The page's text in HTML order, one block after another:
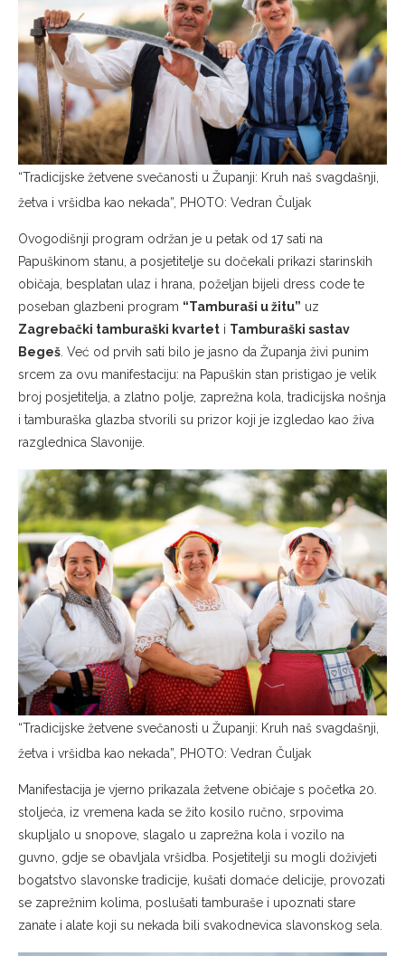
“Tradicijske žetvene svečanosti u Županji: Kruh naš svagdašnji,
žetva i vršidba kao nekada”, PHOTO: Vedran Čuljak
Ovogodišnji program održan je u petak od 17 sati na
Papuškinom stanu, a posjetitelje su dočekali prikazi starinskih
običaja, besplatan ulaz i hrana, poželjan bijeli dress code te
poseban glazbeni program “Tamburaši u žitu” uz
Zagrebački tamburaški kvartet i Tamburaški sastav
Begeš . Već od prvih sati bilo je jasno da Županja živi punim
srcem za ovu manifestaciju: na Papuškin stan pristigao je velik
broj posjetitelja, a zlatno polje, zaprežna kola, tradicijska nošnja
i tamburaška glazba stvorili su prizor koji je izgledao kao živa
razglednica Slavonije.
“Tradicijske žetvene svečanosti u Županji: Kruh naš svagdašnji,
žetva i vršidba kao nekada”, PHOTO: Vedran Čuljak
Manifestacija je vjerno prikazala žetvene običaje s početka 20.
stoljeća, iz vremena kada se žito kosilo ručno, srpovima
skupljalo u snopove, slagalo u zaprežna kola i vozilo na
guvno, gdje se obavljala vršidba. Posjetitelji su mogli doživjeti
bogatstvo slavonske tradicije, kušati domaće delicije, provozati
se zaprežnim kolima, poslušati tamburaše i upoznati stare
zanate i alate koji su nekada bili svakodnevica slavonskog sela.